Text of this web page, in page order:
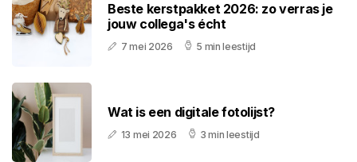
Beste kerstpakket 2026: zo verras je
jouw collega's écht
7 mei 2026 5 min leestijd
Wat is een digitale fotolijst?
13 mei 2026 3 min leestijd